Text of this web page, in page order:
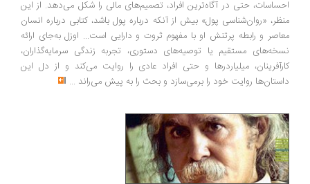
حتی در آگاه‌ترین افراد، تصمیم‌های مالی را شکل می‌دهد. از این
«روان‌شناسی پول» بیش از آنکه درباره پول باشد، کتابی درباره انسان
و رابطه پرتنش او با مفهوم ثروت و دارایی است... اوزل به‌جای ارائه
مستقیم یا توصیه‌های دستوری، تجربه زندگی سرمایه‌گذاران،
میلیاردرها و حتی افراد عادی را روایت می‌کند و از دل این
روایت خود را برمی‌سازد و بحث را به پیش می‌راند ...